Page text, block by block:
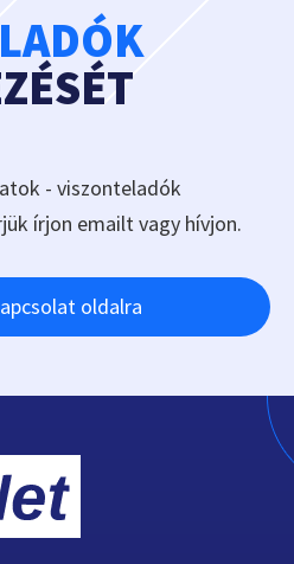
- viszonteladók
írjon emailt vagy hívjon.
oldalra